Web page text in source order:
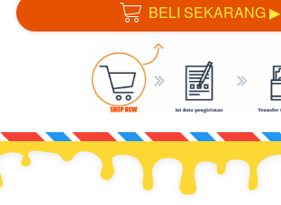
` BELI SEKARANG ▶